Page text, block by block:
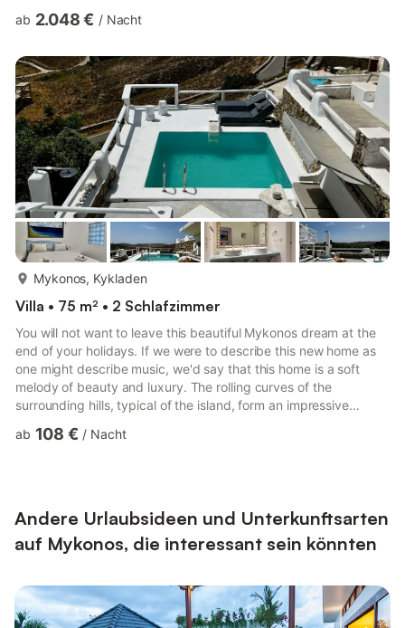
ausgewählten Gästen ein erweitertes Erlebnis von schlichter
Villa befinden sich zwei erfrischende, große private Außenpools
sowie Loungebereiche und Sitzbereiche im Freien mit luxuriösen
Sonnenliegen und Barbereichen...
ab 2.048 € / Nacht
Mykonos, Kykladen
Villa • 75 m² • 2 Schlafzimmer
You will not want to leave this beautiful Mykonos dream at the
end of your holidays. If we were to describe this new home as
one might describe music, we'd say that this home is a soft
melody of beauty and luxury. The rolling curves of the
surrounding hills, typical of the island, form an impressive
iconic Mykonian architecture and interiors pay homage to this
ab 108 € / Nacht
Andere Urlaubsideen und Unterkunftsarten
auf Mykonos, die interessant sein könnten